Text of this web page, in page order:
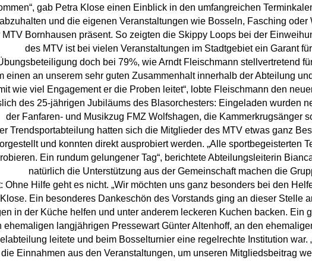
gab Petra Klose einen Einblick in den umfangreichen
und die eigenen Veranstaltungen wie Bosseln, Fasching
Bornhausen präsent. So zeigten die Skippy Loops bei der
des MTV ist bei vielen Veranstaltungen im Stadtgebiet ein Garant
doch bei 79%, wie Arndt Fleischmann stellvertretend
einen an unserem sehr guten Zusammenhalt innerhalb der Abteilung
wie viel Engagement er die Proben leitet“, lobte Fleischmann den
des 25-jährigen Jubiläums des Blasorchesters: Eingeladen wurden
der Fanfaren- und Musikzug FMZ Wolfshagen, die Kammerkrugsänger
Trendsportabteilung hatten sich die Mitglieder des MTV etwas ganz
und konnten direkt ausprobiert werden. „Alle sportbegeisterten
Ein rundum gelungener Tag“, berichtete Abteilungsleiterin
natürlich die Unterstützung aus der Gemeinschaft machen die
Ohne Hilfe geht es nicht. „Wir möchten uns ganz besonders bei den
Klose. Ein besonderes Dankeschön des Vorstands ging an dieser
in der Küche helfen und unter anderem leckeren Kuchen backen.
ehemaligen langjährigen Pressewart Günter Altenhoff, an den
leitete und beim Bosselturnier eine regelrechte Institution
Einnahmen aus den Veranstaltungen, um unseren Mitgliedsbeitrag